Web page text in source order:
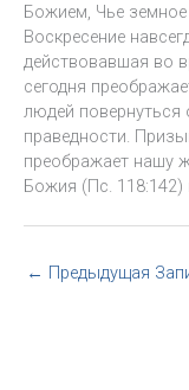
Божием, Чье земное
Воскресение
действовавшая во
сегодня
людей повернуться
праведности.
преображает нашу
Божия (Пс. 118:142)
← Предыдущая